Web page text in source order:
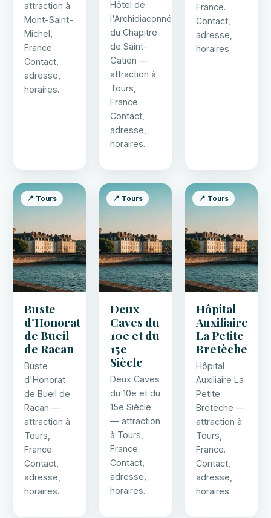
attraction à
Mont-Saint-
Michel,
France.
Contact,
adresse,
horaires.
Hôtel de
l'Archidiaconné
du Chapitre
de Saint-
Gatien —
attraction à
Tours,
France.
Contact,
adresse,
horaires.
France.
Contact,
adresse,
horaires.
📍 Tours
Buste
d'Honorat
de Bueil
de Racan
Buste
d'Honorat
de Bueil de
Racan —
attraction à
Tours,
France.
Contact,
adresse,
horaires.
📍 Tours
Deux
Caves du
10e et du
15e
Siècle
Deux Caves
du 10e et du
15e Siècle
— attraction
à Tours,
France.
Contact,
adresse,
horaires.
📍 Tours
Hôpital
Auxiliaire
La Petite
Bretèche
Hôpital
Auxiliaire La
Petite
Bretèche —
attraction à
Tours,
France.
Contact,
adresse,
horaires.